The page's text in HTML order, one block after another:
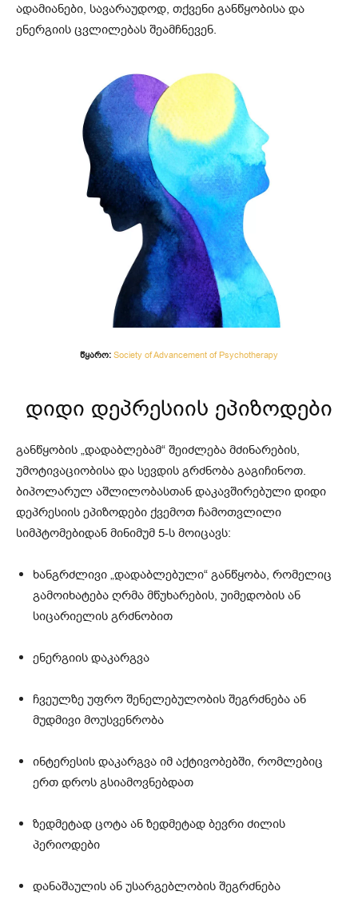
ადამიანები, სავარაუდოდ, თქვენი განწყობისა და
ენერგიის ცვლილებას შეამჩნევენ.
წყარო: Society of Advancement of Psychotherapy
დიდი დეპრესიის ეპიზოდები
განწყობის „დადაბლებამ“ შეიძლება მძინარების,
უმოტივაციობისა და სევდის გრძნობა გაგიჩინოთ.
ბიპოლარულ აშლილობასთან დაკავშირებული დიდი
დეპრესიის ეპიზოდები ქვემოთ ჩამოთვლილი
სიმპტომებიდან მინიმუმ 5-ს მოიცავს:
ხანგრძლივი „დადაბლებული“ განწყობა, რომელიც
გამოიხატება ღრმა მწუხარების, უიმედობის ან
სიცარიელის გრძნობით
ენერგიის დაკარგვა
ჩვეულზე უფრო შენელებულობის შეგრძნება ან
მუდმივი მოუსვენრობა
ინტერესის დაკარგვა იმ აქტივობებში, რომლებიც
ერთ დროს გსიამოვნებდათ
ზედმეტად ცოტა ან ზედმეტად ბევრი ძილის
პერიოდები
დანაშაულის ან უსარგებლობის შეგრძნება